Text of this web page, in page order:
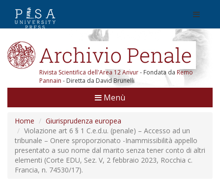
Rivista Scientifica dell'Area 12 Anvur- Fondata da Remo
Pannain - Diretta da David Brunelli
Menù
Home
Giurisprudenza europea
Violazione art 6 § 1 C.e.d.u. (penale) – Accesso ad un
tribunale – Onere sproporzionato -Inammissibilità appello
presentato a suo nome dal marito senza tener conto di altri
elementi (Corte EDU, Sez. V, 2 febbraio 2023, Rocchia c.
Francia, n. 74530/17).